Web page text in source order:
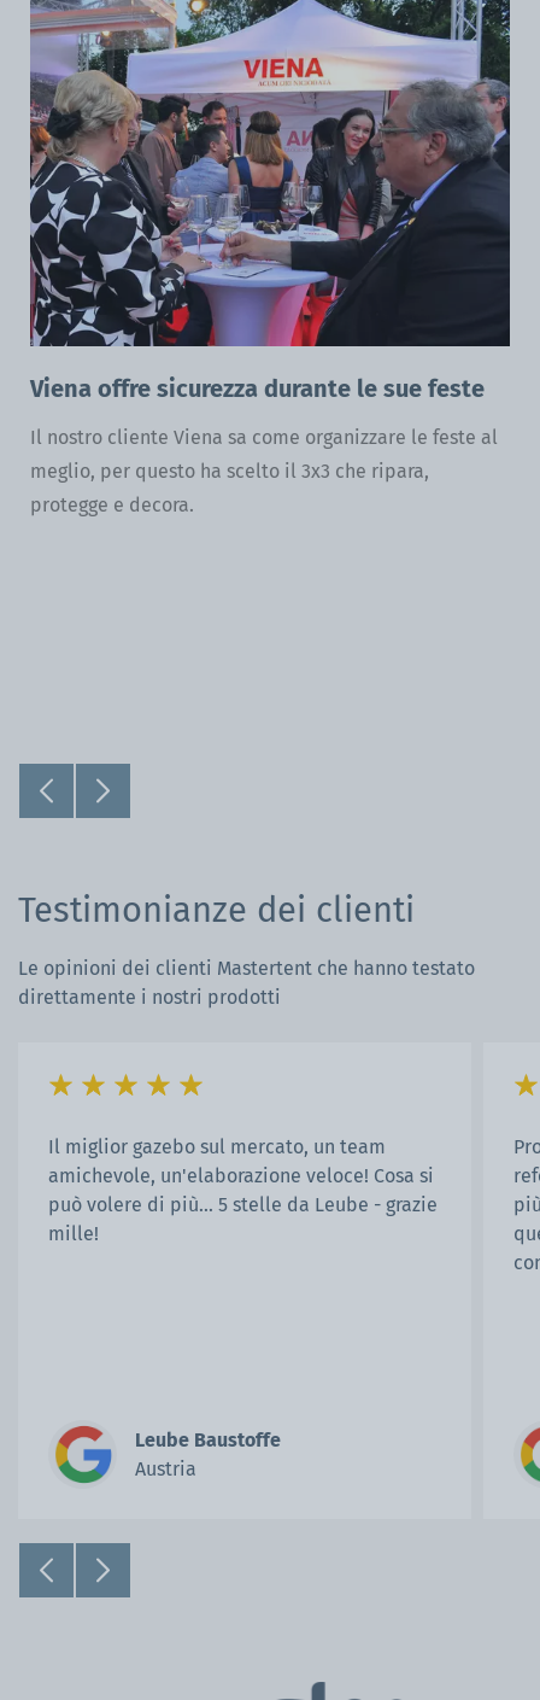
Viena offre sicurezza durante le sue feste
Il nostro cliente Viena sa come organizzare le feste al
meglio, per questo ha scelto il 3x3 che ripara,
protegge e decora.
Testimonianze dei clienti
Le opinioni dei clienti Mastertent che hanno testato
direttamente i nostri prodotti
Il miglior gazebo sul mercato, un team
amichevole, un'elaborazione veloce! Cosa si
può volere di più... 5 stelle da Leube - grazie
mille!
Leube Baustoffe
Austria